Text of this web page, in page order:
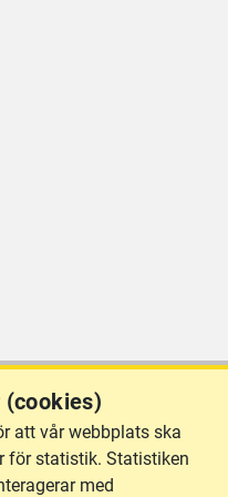
(cookies)
att vår webbplats ska
för statistik. Statistiken
med